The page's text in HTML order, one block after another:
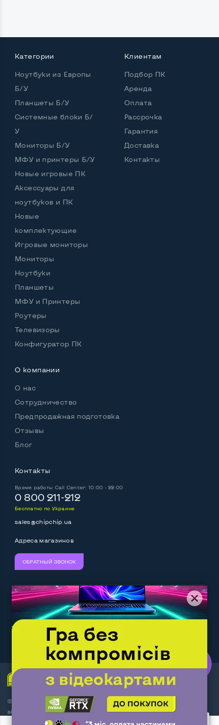
Мощность:
Частота процессора (базовая-максимальная)
Intel Core i5-6200U (2,30 - 2,80 GHz)
Тип оперативной памяти
DDR4
SSD 2,5" или HDD
Возможности видеокарты:
Тип видеокарты
Видеопроцессор ноутбука
Размер видеопамяти, Гб
Удобство пользования:
Материал корпуса
Подсветка клавиатуры
Русские и украинские буквы на клавиатуре
Операционная система
Разъемы подключения:
Выход Display port
Выход mini Display port
Выход HDMIДа
Разъем для наушников 3.5 мм
Разъем для микрофона
Выход Gigabit Ethernet LANДа
Выход USB 2_0Нет
Выход USB 3_02-4 шт
Выход Com PortНет
BluetoothДа
2 пользователя добавили этот товар в корзину
Категории
Ноутбуки из Европы
Б/У
Планшеты Б/У
Системные блоки Б/
У
Мониторы Б/У
МФУ и принтеры Б/У
Новые игровые ПК
Аксессуары для
ноутбуков и ПК
Новые
комплектующие
Игровые мониторы
Мониторы
Ноутбуки
Планшеты
МФУ и Принтеры
Роутеры
Телевизоры
Конфигуратор ПК
Клиентам
Подбор ПК
Аренда
Оплата
Рассрочка
Гарантия
Доставка
Контакты
О компании
О нас
Сотрудничество
Предпродажная подготовка
Отзывы
Блог
Контакты
Время работы Call Center: 10:00 - 22:00
0 800 211-212
Бесплатно по Украине
sales@chipchip.ua
Адреса магазинов
ОБРАТНЫЙ ЗВОНОК
Мы принимаем: Следите за нами:
Work.ua— самий кльовий
наш партнер
© Интернет-магазин ChipChip - компьютерная техника и
аксессуары 2014-2026